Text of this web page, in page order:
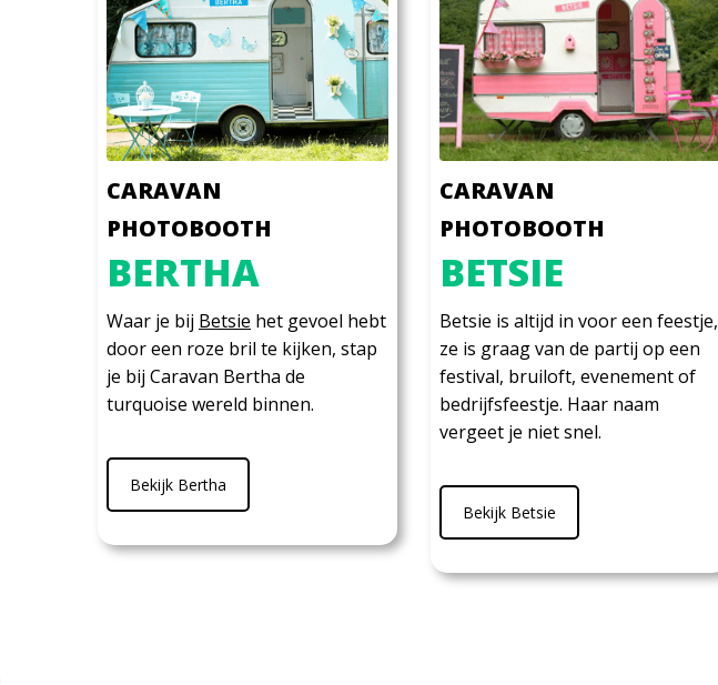
CARAVAN
PHOTOBOOTH
BERTHA
Waar je bij Betsie het gevoel hebt
door een roze bril te kijken, stap
je bij Caravan Bertha de
turquoise wereld binnen.
Bekijk Bertha
CARAVAN
PHOTOBOOTH
BETSIE
Betsie is altijd in voor een feestje,
ze is graag van de partij op een
festival, bruiloft, evenement of
bedrijfsfeestje. Haar naam
vergeet je niet snel.
Bekijk Betsie